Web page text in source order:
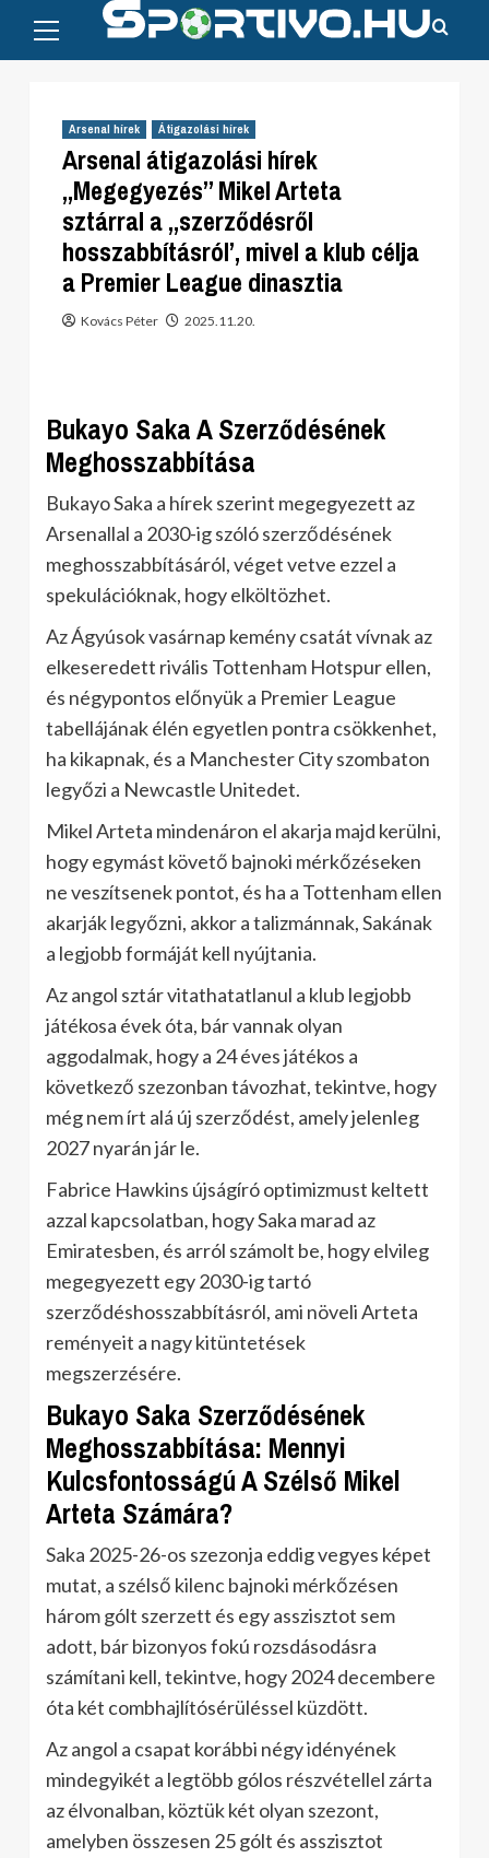
content
Menu
Arsenal hírek Átigazolási hírek
Arsenal átigazolási hírek
„Megegyezés” Mikel Arteta
sztárral a „szerződésről
hosszabbításról’, mivel a klub célja
a Premier League dinasztia
Kovács Péter 2025.11.20.
Bukayo Saka A Szerződésének
Meghosszabbítása
Bukayo Saka a hírek szerint megegyezett az
Arsenallal a 2030-ig szóló szerződésének
meghosszabbításáról, véget vetve ezzel a
spekulációknak, hogy elköltözhet.
Az Ágyúsok vasárnap kemény csatát vívnak az
elkeseredett rivális Tottenham Hotspur ellen,
és négypontos előnyük a Premier League
tabellájának élén egyetlen pontra csökkenhet,
ha kikapnak, és a Manchester City szombaton
legyőzi a Newcastle Unitedet.
Mikel Arteta mindenáron el akarja majd kerülni,
hogy egymást követő bajnoki mérkőzéseken
ne veszítsenek pontot, és ha a Tottenham ellen
akarják legyőzni, akkor a talizmánnak, Sakának
a legjobb formáját kell nyújtania.
Az angol sztár vitathatatlanul a klub legjobb
játékosa évek óta, bár vannak olyan
aggodalmak, hogy a 24 éves játékos a
következő szezonban távozhat, tekintve, hogy
még nem írt alá új szerződést, amely jelenleg
2027 nyarán jár le.
Fabrice Hawkins újságíró optimizmust keltett
azzal kapcsolatban, hogy Saka marad az
Emiratesben, és arról számolt be, hogy elvileg
megegyezett egy 2030-ig tartó
szerződéshosszabbításról, ami növeli Arteta
reményeit a nagy kitüntetések
megszerzésére.
Bukayo Saka Szerződésének
Meghosszabbítása: Mennyi
Kulcsfontosságú A Szélső Mikel
Arteta Számára?
Saka 2025-26-os szezonja eddig vegyes képet
mutat, a szélső kilenc bajnoki mérkőzésen
három gólt szerzett és egy asszisztot sem
adott, bár bizonyos fokú rozsdásodásra
számítani kell, tekintve, hogy 2024 decembere
óta két combhajlítósérüléssel küzdött.
Az angol a csapat korábbi négy idényének
mindegyikét a legtöbb gólos részvétellel zárta
az élvonalban, köztük két olyan szezont,
amelyben összesen 25 gólt és asszisztot